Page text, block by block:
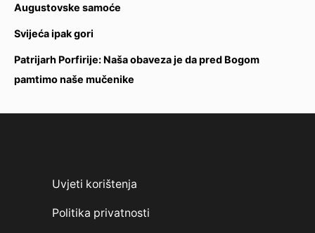
Augustovske samoće
Svijeća ipak gori
Patrijarh Porfirije: Naša obaveza je da pred Bogom
pamtimo naše mučenike
Uvjeti korištenja
Politika privatnosti